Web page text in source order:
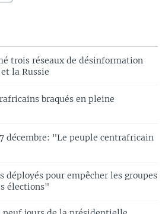
trois réseaux de désinformation
la Russie
braqués en pleine
décembre: "Le peuple centrafricain
déployés pour empêcher les groupes
élections"